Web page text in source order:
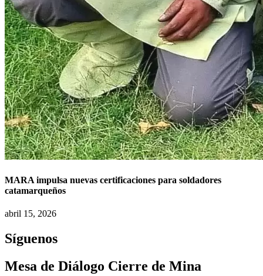
MARA impulsa nuevas certificaciones para soldadores
catamarqueños
abril 15, 2026
Síguenos
Mesa de Diálogo Cierre de Mina